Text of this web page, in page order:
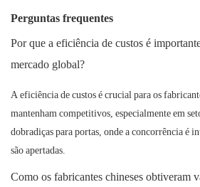
Perguntas frequentes
Por que a eficiência de custos é
mercado global?
A eficiência de custos é crucial para os
mantenham competitivos, especialmente em
dobradiças para portas, onde a concorrência é
são apertadas.
Como os fabricantes chineses obtiveram